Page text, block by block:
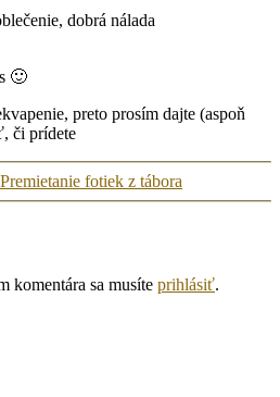
dobrá nálada
🙂
preto prosím dajte (aspoň
či prídete
Premietanie fotiek z tábora
komentára sa musíte prihlásiť.